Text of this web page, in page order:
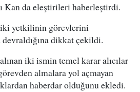
Kan da eleştirileri haberleştirdi.
yetkilinin görevlerini
devraldığına dikkat çekildi.
iki ismin temel karar alıcılar
almalara yol açmayan
haberdar olduğunu ekledi.